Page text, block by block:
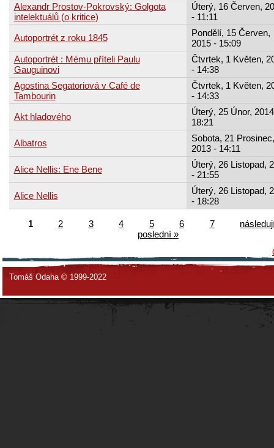
Alexandr Prostov-Pokrovský: Golgota
intelektuálů (o kritice)
Úterý, 16 Červen,
- 11:11
Autoportrét z roku 1845
Pondělí, 15 Červen,
2015 - 15:09
Autoportrét : Mému příteli Paulu
Gauguinovi
Čtvrtek, 1 Květen,
- 14:38
Agostina Segatoriová v Café de
Tambourin
Čtvrtek, 1 Květen,
- 14:33
Akt hladového
Úterý, 25 Únor,
18:21
Albatros
Sobota, 21 Prosinec,
2013 - 14:11
Alice Nellis: Ene Bene
Úterý, 26 Listopad,
- 21:55
Alice Nellis
Úterý, 26 Listopad,
- 18:28
1 2 3 4 5 6 7
poslední »
Tomáš Odaha © 1999-2022